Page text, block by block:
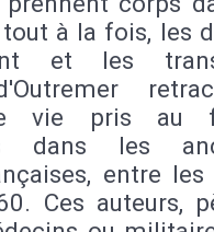
à la fois, les
et les
vie pris au
dans les
entre les
Ces auteurs,